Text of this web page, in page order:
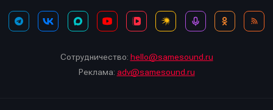
Сотрудничество: hello@samesound.ru
Реклама: adv@samesound.ru